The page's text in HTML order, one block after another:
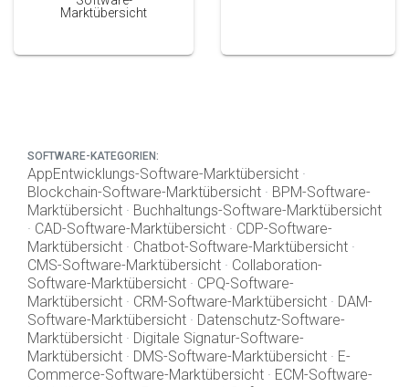
Marktübersicht
SOFTWARE-KATEGORIEN:
AppEntwicklungs-Software-Marktübersicht ·
Blockchain-Software-Marktübersicht · BPM-Software-
Marktübersicht · Buchhaltungs-Software-Marktübersicht
· CAD-Software-Marktübersicht · CDP-Software-
Marktübersicht · Chatbot-Software-Marktübersicht ·
CMS-Software-Marktübersicht · Collaboration-
Software-Marktübersicht · CPQ-Software-
Marktübersicht · CRM-Software-Marktübersicht · DAM-
Software-Marktübersicht · Datenschutz-Software-
Marktübersicht · Digitale Signatur-Software-
Marktübersicht · DMS-Software-Marktübersicht · E-
Commerce-Software-Marktübersicht · ECM-Software-